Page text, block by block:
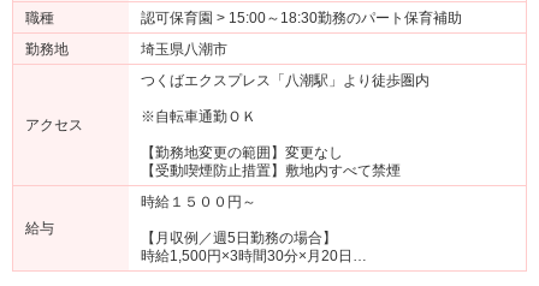
職種
認可保育園 > 15:00～18:30勤務のパート保育補助
勤務地
埼玉県八潮市
アクセス
つくばエクスプレス「八潮駅」より徒歩圏内
※自転車通勤ＯＫ
【勤務地変更の範囲】変更なし
【受動喫煙防止措置】敷地内すべて禁煙
給与
時給１５００円～
【月収例／週5日勤務の場合】
時給1,500円×3時間30分×月20日…